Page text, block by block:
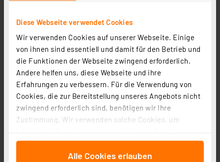
Diese Webseite verwendet Cookies
Wir verwenden Cookies auf unserer Webseite. Einige
von ihnen sind essentiell und damit für den Betrieb und
die Funktionen der Webseite zwingend erforderlich.
Andere helfen uns, diese Webseite und ihre
Erfahrungen zu verbessern. Für die Verwendung von
Cookies, die zur Bereitstellung unseres Angebots nicht
zwingend erforderlich sind, benötigen wir Ihre
Zustimmung. Wir verwenden solche Cookies, um
für soziale Medien anbieten zu können und die Zugriffe
auf unsere Website zu analysieren. Außerdem geben
Alle Cookies erlauben
ELV Platinenhalter, drehbar
Artikel-Nr. 127791
2 3 4 5 (7)
inkl. MwSt.
Informationen zu Versandkosten